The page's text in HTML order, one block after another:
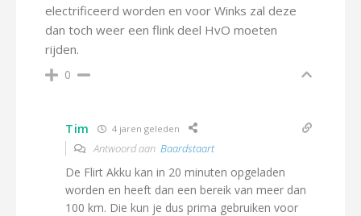
electrificeerd worden en voor Winks zal deze
dan toch weer een flink deel HvO moeten
rijden.
0
Tim 4 jaren geleden
Antwoord aan Baardstaart
De Flirt Akku kan in 20 minuten opgeladen
worden en heeft dan een bereik van meer dan
100 km. Die kun je dus prima gebruiken voor